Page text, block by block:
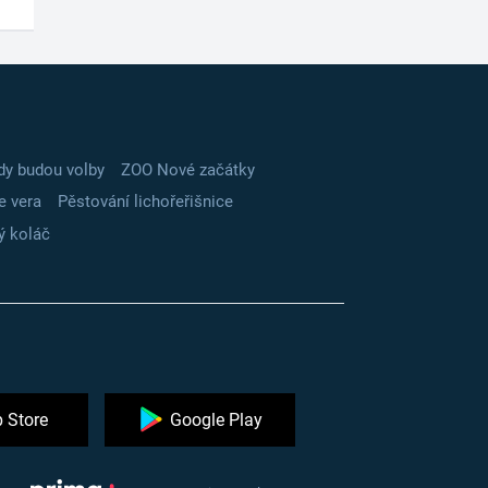
budou volby
ZOO Nové začátky
vera
Pěstování lichořeřišnice
koláč
Store Google Play